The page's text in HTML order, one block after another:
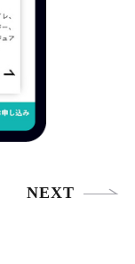
NEXT